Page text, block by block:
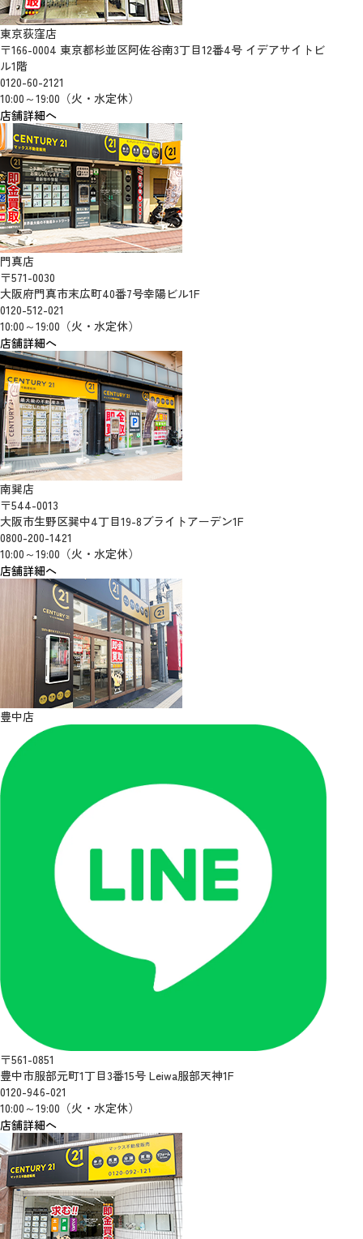
東京荻窪店
〒166-0004 東京都杉並区阿佐谷南3丁目12番4号 イデアサイトビ
ル1階
0120-60-2121
10:00～19:00（火・水定休）
店舗詳細へ
門真店
〒571-0030
大阪府門真市末広町40番7号幸陽ビル1F
0120-512-021
10:00～19:00（火・水定休）
店舗詳細へ
南巽店
〒544-0013
大阪市生野区巽中4丁目19-8ブライトアーデン1F
0800-200-1421
10:00～19:00（火・水定休）
店舗詳細へ
豊中店
〒561-0851
豊中市服部元町1丁目3番15号 Leiwa服部天神1F
0120-946-021
10:00～19:00（火・水定休）
店舗詳細へ